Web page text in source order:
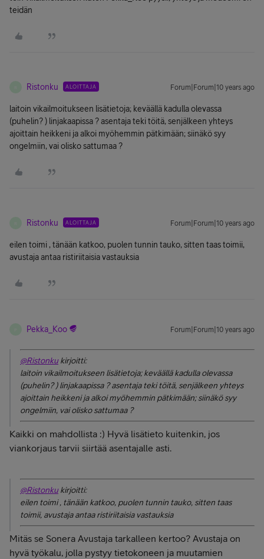
teidän
Ristonku ALOITTAJA Forum|Forum|10 years ago
laitoin vikailmoitukseen lisätietoja; keväällä kadulla olevassa
(puhelin? ) linjakaapissa ? asentaja teki töitä, senjälkeen yhteys
ajoittain heikkeni ja alkoi myöhemmin pätkimään; siinäkö syy
ongelmiin, vai olisko sattumaa ?
Ristonku ALOITTAJA Forum|Forum|10 years ago
eilen toimi , tänään katkoo, puolen tunnin tauko, sitten taas toimii,
avustaja antaa ristiriitaisia vastauksia
Pekka_Koo Forum|Forum|10 years ago
@Ristonkukirjoitti:
laitoin vikailmoitukseen lisätietoja; keväällä kadulla olevassa
(puhelin? ) linjakaapissa ? asentaja teki töitä, senjälkeen yhteys
ajoittain heikkeni ja alkoi myöhemmin pätkimään; siinäkö syy
ongelmiin, vai olisko sattumaa ?
Kaikki on mahdollista :) Hyvä lisätieto kuitenkin, jos
viankorjaus tarvii siirtää asentajalle asti.
@Ristonkukirjoitti:
eilen toimi , tänään katkoo, puolen tunnin tauko, sitten taas
toimii, avustaja antaa ristiriitaisia vastauksia
Mitäs se Sonera Avustaja tarkalleen kertoo? Avustaja on
hyvä työkalu, jolla pystyy tietokoneen ja muutamien